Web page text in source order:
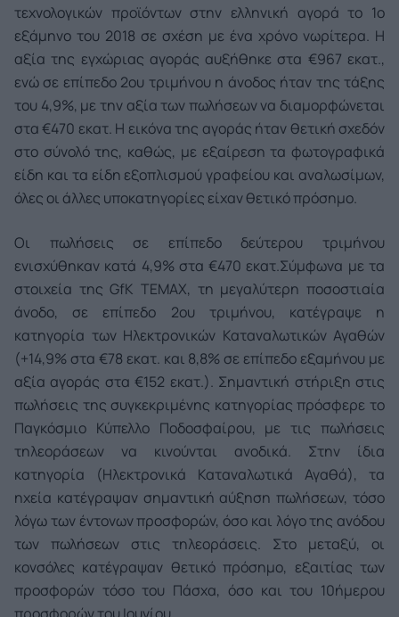
τεχνολογικών προϊόντων στην ελληνική αγορά το 1ο
εξάμηνο του 2018 σε σχέση με ένα χρόνο νωρίτερα. Η
αξία της εγχώριας αγοράς αυξήθηκε στα €967 εκατ.,
ενώ σε επίπεδο 2ου τριμήνου η άνοδος ήταν της τάξης
του 4,9%, με την αξία των πωλήσεων να διαμορφώνεται
στα €470 εκατ. Η εικόνα της αγοράς ήταν θετική σχεδόν
στο σύνολό της, καθώς, με εξαίρεση τα φωτογραφικά
είδη και τα είδη εξοπλισμού γραφείου και αναλωσίμων,
όλες οι άλλες υποκατηγορίες είχαν θετικό πρόσημο.
Οι πωλήσεις σε επίπεδο δεύτερου τριμήνου
ενισχύθηκαν κατά 4,9% στα €470 εκατ.Σύμφωνα με τα
στοιχεία της GfK TΕΜΑΧ, τη μεγαλύτερη ποσοστιαία
άνοδο, σε επίπεδο 2ου τριμήνου, κατέγραψε η
κατηγορία των Ηλεκτρονικών Καταναλωτικών Αγαθών
(+14,9% στα €78 εκατ. και 8,8% σε επίπεδο εξαμήνου με
αξία αγοράς στα €152 εκατ.). Σημαντική στήριξη στις
πωλήσεις της συγκεκριμένης κατηγορίας πρόσφερε το
Παγκόσμιο Κύπελλο Ποδοσφαίρου, με τις πωλήσεις
τηλεοράσεων να κινούνται ανοδικά. Στην ίδια
κατηγορία (Ηλεκτρονικά Καταναλωτικά Αγαθά), τα
ηχεία κατέγραψαν σημαντική αύξηση πωλήσεων, τόσο
λόγω των έντονων προσφορών, όσο και λόγο της ανόδου
των πωλήσεων στις τηλεοράσεις. Στο μεταξύ, οι
κονσόλες κατέγραψαν θετικό πρόσημο, εξαιτίας των
προσφορών τόσο του Πάσχα, όσο και του 10ήμερου